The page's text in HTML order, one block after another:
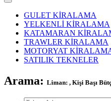
Toggle
navigationGULET KİRALAMA
YELKENLİ KİRALAMA
KATAMARAN
TRAWLER KİRALAMA
MOTORYAT
SATILIK TEKNELER
Arama: Liman: , Kişi Başı